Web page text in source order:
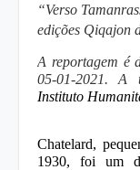
“Verso
edições Qiqajon
A reportagem é
05-01-2021. A
Instituto
Chatelard,
1930, foi um